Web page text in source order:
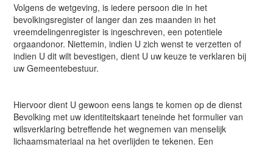
Volgens de wetgeving, is iedere persoon die in het
bevolkingsregister of langer dan zes maanden in het
vreemdelingenregister is ingeschreven, een potentiele
orgaandonor. Niettemin, indien U zich wenst te verzetten of
indien U dit wilt bevestigen, dient U uw keuze te verklaren bij
uw Gemeentebestuur.
Hiervoor dient U gewoon eens langs te komen op de dienst
Bevolking met uw identiteitskaart teneinde het formulier van
wilsverklaring betreffende het wegnemen van menselijk
lichaamsmateriaal na het overlijden te tekenen. Een